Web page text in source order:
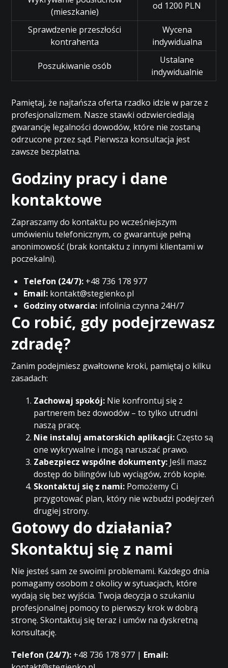
(mieszkanie)
od 1200 PLN
Sprawdzenie przeszłości
kontrahenta
Wycena
indywidualna
Poszukiwanie osób
Ustalane
indywidualnie
Pamiętaj, że najtańsza oferta rzadko idzie w parze z
profesjonalizmem. Nasze stawki odzwierciedlają
gwarancję legalności dowodów, które nie zostaną
odrzucone przez sąd. Pierwsza konsultacja jest
zawsze bezpłatna.
Godziny pracy i dane
kontaktowe
Zapraszamy do kontaktu po wcześniejszym
umówieniu telefonicznym, co gwarantuje pełną
anonimowość (brak kontaktu z innymi klientami w
poczekalni).
Telefon (24/7): +48 736 178 977
Email: kontakt@stegienko.pl
Godziny otwarcia: infolinia czynna 24H/7
Co robić, gdy podejrzewasz
zdradę?
Zanim podejmiesz gwałtowne kroki, pamiętaj o kilku
zasadach:
Zachowaj spokój: Nie konfrontuj się z
partnerem bez dowodów – to tylko utrudni
naszą pracę.
Nie instaluj amatorskich aplikacji:Często są
one wykrywalne i mogą naruszać prawo.
Zabezpiecz wspólne dokumenty: Jeśli masz
dostęp do bilingów lub wyciągów, zrób kopie.
Skontaktuj się z nami: Pomożemy Ci
przygotować plan, który nie wzbudzi podejrzeń
drugiej strony.
Gotowy do działania?
Skontaktuj się z nami
Nie jesteś sam ze swoimi problemami. Każdego dnia
pomagamy osobom z okolicy w sytuacjach, które
wydają się bez wyjścia. Twoja decyzja o szukaniu
profesjonalnej pomocy to pierwszy krok w dobrą
stronę. Skontaktuj się teraz i umów na dyskretną
konsultację.
Telefon (24/7): +48 736 178 977 | Email: